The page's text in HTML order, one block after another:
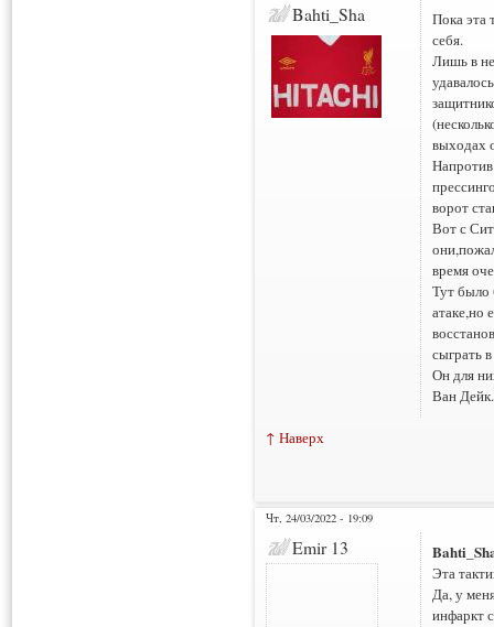
Bahti_Sha
Пока эта
себя.
Лишь в
выходах
ворот
Вот с
время
Тут было
атаке,но
сыграть
Он для
Ван Дейк.
↑ Наверх
Чт, 24/03/2022 - 19:09
Emir 13
Эта
Да, у
инфаркт